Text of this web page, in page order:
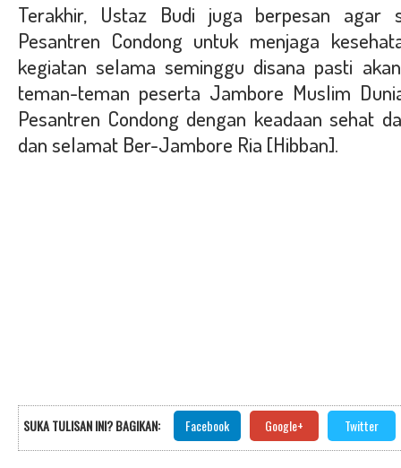
Terakhir, Ustaz Budi juga berpesan agar
Pesantren Condong untuk menjaga
kegiatan selama seminggu disana pasti
teman-teman peserta Jambore Muslim
Pesantren Condong dengan keadaan sehat
dan selamat Ber-Jambore Ria [Hibban].
SUKA TULISAN INI? BAGIKAN: Facebook Google+ Twitter